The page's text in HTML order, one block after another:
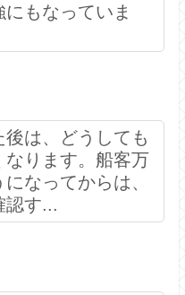
もなっていま
は、どうしても
なります。船客万
なってからは、
認す...